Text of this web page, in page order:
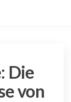
Die
von